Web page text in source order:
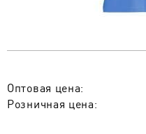
Оптовая цена:
Розничная цена: